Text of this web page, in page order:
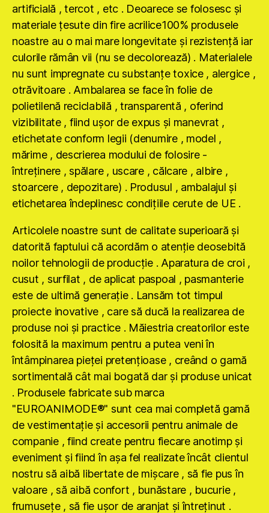
artificială , tercot , etc . Deoarece se folosesc şi
materiale ţesute din fire acrilice100% produsele
noastre au o mai mare longevitate şi rezistenţă iar
culorile rămân vii (nu se decolorează) . Materialele
nu sunt impregnate cu substanţe toxice , alergice ,
otrăvitoare . Ambalarea se face în folie de
polietilenă reciclabilă , transparentă , oferind
vizibilitate , fiind uşor de expus şi manevrat ,
etichetate conform legii (denumire , model ,
mărime , descrierea modului de folosire -
întreţinere , spălare , uscare , călcare , albire ,
stoarcere , depozitare) . Produsul , ambalajul şi
etichetarea îndeplinesc condiţiile cerute de UE .
Articolele noastre sunt de calitate superioară şi
datorită faptului că acordăm o atenţie deosebită
noilor tehnologii de producţie . Aparatura de croi ,
cusut , surfilat , de aplicat paspoal , pasmanterie
este de ultimă generaţie . Lansăm tot timpul
proiecte inovative , care să ducă la realizarea de
produse noi şi practice . Măiestria creatorilor este
folosită la maximum pentru a putea veni în
întâmpinarea pieţei pretenţioase , creând o gamă
sortimentală cât mai bogată dar şi produse unicat
. Produsele fabricate sub marca
"EUROANIMODE®" sunt cea mai completă gamă
de vestimentaţie şi accesorii pentru animale de
companie , fiind create pentru fiecare anotimp şi
eveniment şi fiind în aşa fel realizate încât clientul
nostru să aibă libertate de mişcare , să fie pus în
valoare , să aibă confort , bunăstare , bucurie ,
frumuseţe , să fie uşor de aranjat şi întreţinut .